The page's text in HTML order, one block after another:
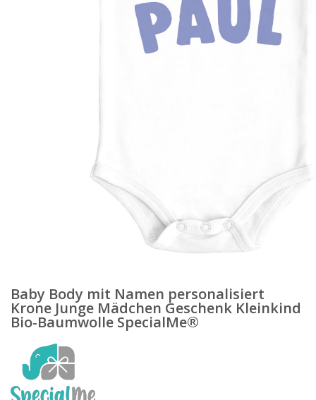
Baby Body mit Namen personalisiert
Krone Junge Mädchen Geschenk Kleinkind
Bio-Baumwolle SpecialMe®